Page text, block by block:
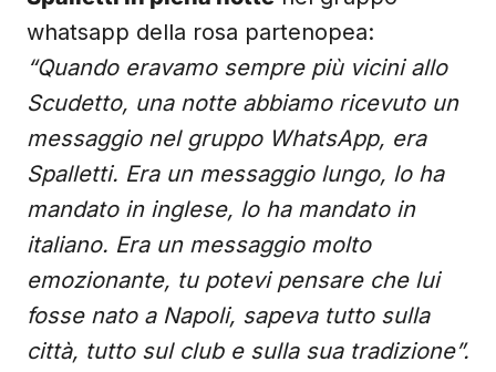
whatsapp della rosa partenopea:
“Quando eravamo sempre più vicini allo
Scudetto, una notte abbiamo ricevuto un
messaggio nel gruppo WhatsApp, era
Spalletti. Era un messaggio lungo, lo ha
mandato in inglese, lo ha mandato in
italiano. Era un messaggio molto
emozionante, tu potevi pensare che lui
fosse nato a Napoli, sapeva tutto sulla
città, tutto sul club e sulla sua tradizione”.